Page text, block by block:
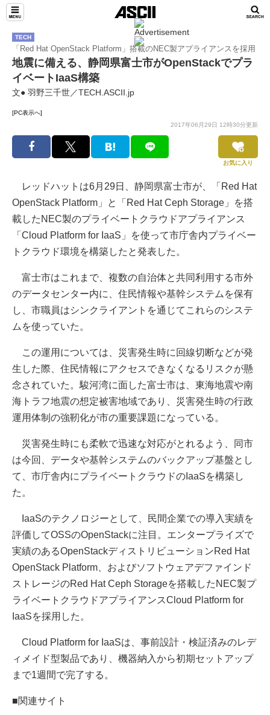
TECH
「Red Hat OpenStack Platform」搭載のNEC製アプライアンスを採用
地震に備える、静岡県富士市がOpenStackでプラ
イベートIaaS構築
文● 羽野三千世／TECH.ASCII.jp
[PC表示へ]
2017年06月29日 12時30分更新
お気に入り
レッドハットは6月29日、静岡県富士市が、「Red Hat
OpenStack Platform」と「Red Hat Ceph Storage」を搭
載したNEC製のプライベートクラウドアプライアンス
「Cloud Platform for IaaS」を使って市庁舎内プライベー
トクラウド環境を構築したと発表した。
富士市はこれまで、複数の自治体と共同利用する市外
のデータセンター内に、住民情報や基幹システムを保有
し、市職員はシンクライアントを通じてこれらのシステ
ムを使っていた。
この運用については、災害発生時に回線切断などが発
生した際、住民情報にアクセスできなくなるリスクが懸
念されていた。駿河湾に面した富士市は、東海地震や南
海トラフ地震の想定被害地域であり、災害発生時の行政
運用体制の強靭化が市の重要課題になっている。
災害発生時にも柔軟で迅速な対応がとれるよう、同市
は今回、データや基幹システムのバックアップ基盤とし
て、市庁舎内にプライベートクラウドのIaaSを構築し
た。
IaaSのテクノロジーとして、民間企業での導入実績を
評価してOSSのOpenStackに注目。エンタープライズで
実績のあるOpenStackディストリビューションRed Hat
OpenStack Platform、およびソフトウェアデファインド
ストレージのRed Hat Ceph Storageを搭載したNEC製プ
ライベートクラウドアプライアンスCloud Platform for
IaaSを採用した。
Cloud Platform for IaaSは、事前設計・検証済みのレデ
ィメイド型製品であり、機器納入から初期セットアップ
まで1週間で完了する。
■関連サイト